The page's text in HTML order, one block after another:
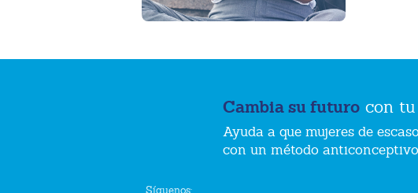
Cambia su futuro con
Ayuda a que mujeres de
con un método anticonceptivo